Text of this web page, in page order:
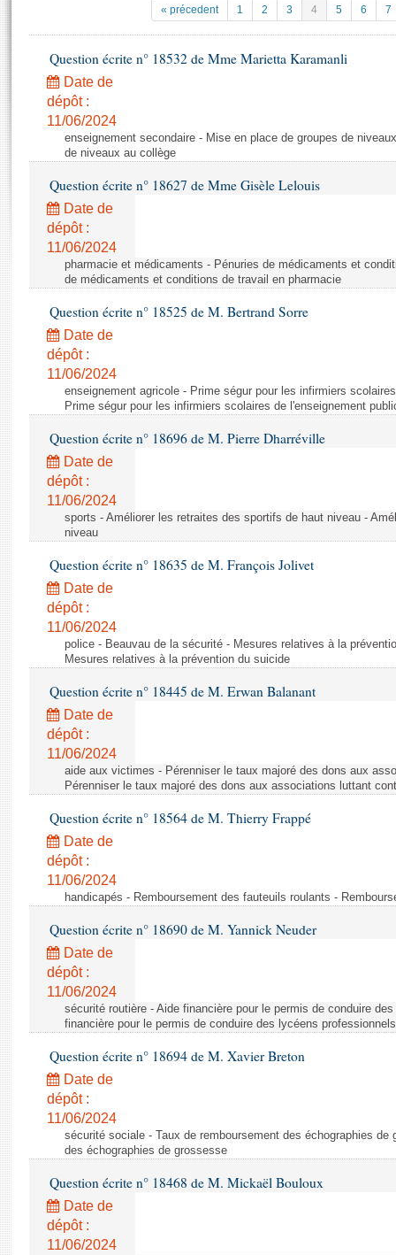
Projets de loi
Propositions de loi
Amendements
Textes adoptés
Rapports législatifs
Rapports sur l'application des lois
Baromètre de l’application des lois
Dossiers législatifs
Budget et sécurité sociale
Questions écrites et orales
Comptes rendus des débats
Documents de référence
( Constitution | Règlement de l'Assemblée ... )
Histoire
Juniors
Anciennes législatures
Contacts et plan d'accès
Photos libres de droit
« précedent 1 2 3 4 5 6 7
Question écrite n° 18532 de Mme Marietta Karamanli
Date de
dépôt :
11/06/2024
enseignement secondaire - Mise en place de groupes de
de niveaux au collège
Question écrite n° 18627 de Mme Gisèle Lelouis
Date de
dépôt :
11/06/2024
pharmacie et médicaments - Pénuries de médicaments et
de médicaments et conditions de travail en pharmacie
Question écrite n° 18525 de M. Bertrand Sorre
Date de
dépôt :
11/06/2024
enseignement agricole - Prime ségur pour les infirmiers
Prime ségur pour les infirmiers scolaires de l'enseignement
Question écrite n° 18696 de M. Pierre Dharréville
Date de
dépôt :
11/06/2024
sports - Améliorer les retraites des sportifs de haut niveau -
niveau
Question écrite n° 18635 de M. François Jolivet
Date de
dépôt :
11/06/2024
police - Beauvau de la sécurité - Mesures relatives à la
Mesures relatives à la prévention du suicide
Question écrite n° 18445 de M. Erwan Balanant
Date de
dépôt :
11/06/2024
aide aux victimes - Pérenniser le taux majoré des dons aux
Pérenniser le taux majoré des dons aux associations luttant
Question écrite n° 18564 de M. Thierry Frappé
Date de
dépôt :
11/06/2024
handicapés - Remboursement des fauteuils roulants -
Question écrite n° 18690 de M. Yannick Neuder
Date de
dépôt :
11/06/2024
sécurité routière - Aide financière pour le permis de conduire
financière pour le permis de conduire des lycéens professionnels
Question écrite n° 18694 de M. Xavier Breton
Date de
dépôt :
11/06/2024
sécurité sociale - Taux de remboursement des échographies de
des échographies de grossesse
Question écrite n° 18468 de M. Mickaël Bouloux
Date de
dépôt :
11/06/2024